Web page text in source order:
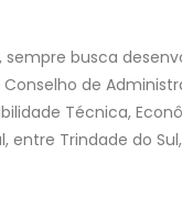
busca
de
Técnica,
Trindade do